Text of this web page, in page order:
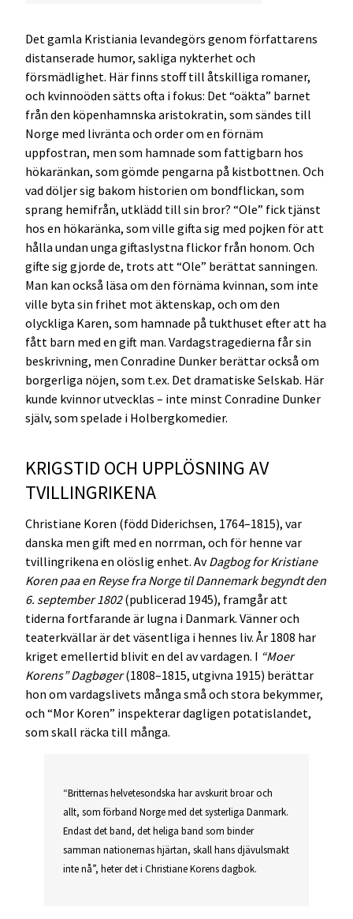
Det gamla Kristiania levandegörs genom författarens
distanserade humor, sakliga nykterhet och
försmädlighet. Här finns stoff till åtskilliga romaner,
och kvinnoöden sätts ofta i fokus: Det “oäkta” barnet
från den köpenhamnska aristokratin, som sändes till
Norge med livränta och order om en förnäm
uppfostran, men som hamnade som fattigbarn hos
hökaränkan, som gömde pengarna på kistbottnen. Och
vad döljer sig bakom historien om bondflickan, som
sprang hemifrån, utklädd till sin bror? “Ole” fick tjänst
hos en hökaränka, som ville gifta sig med pojken för att
hålla undan unga giftaslystna flickor från honom. Och
gifte sig gjorde de, trots att “Ole” berättat sanningen.
Man kan också läsa om den förnäma kvinnan, som inte
ville byta sin frihet mot äktenskap, och om den
olyckliga Karen, som hamnade på tukthuset efter att ha
fått barn med en gift man. Vardagstragedierna får sin
beskrivning, men Conradine Dunker berättar också om
borgerliga nöjen, som t.ex. Det dramatiske Selskab. Här
kunde kvinnor utvecklas – inte minst Conradine Dunker
själv, som spelade i Holbergkomedier.
KRIGSTID OCH UPPLÖSNING AV
TVILLINGRIKENA
Christiane Koren (född Diderichsen, 1764–1815), var
danska men gift med en norrman, och för henne var
tvillingrikena en olöslig enhet. AvDagbog for Kristiane
Koren paa en Reyse fra Norge til Dannemark begyndt den
6. september 1802(publicerad 1945), framgår att
tiderna fortfarande är lugna i Danmark. Vänner och
teaterkvällar är det väsentliga i hennes liv. År 1808 har
kriget emellertid blivit en del av vardagen. I “Moer
Korens” Dagbøger(1808–1815, utgivna 1915) berättar
hon om vardagslivets många små och stora bekymmer,
och “Mor Koren” inspekterar dagligen potatislandet,
som skall räcka till många.
“Britternas helvetesondska har avskurit broar och
allt, som förband Norge med det systerliga Danmark.
Endast det band, det heliga band som binder
samman nationernas hjärtan, skall hans djävulsmakt
inte nå”, heter det i Christiane Korens dagbok.